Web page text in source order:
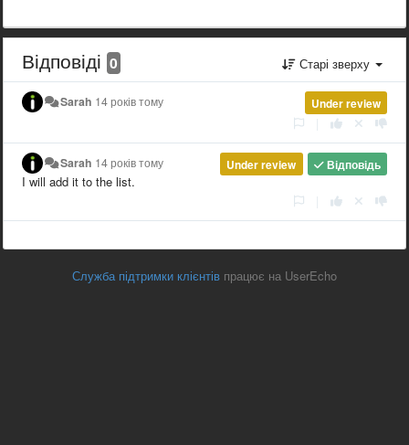
Відповіді 0 Старі зверху
Under review
Sarah 14 років тому
Відповідь
Under review
Sarah 14 років тому
I will add it to the list.
Служба підтримки клієнтів працює на UserEcho